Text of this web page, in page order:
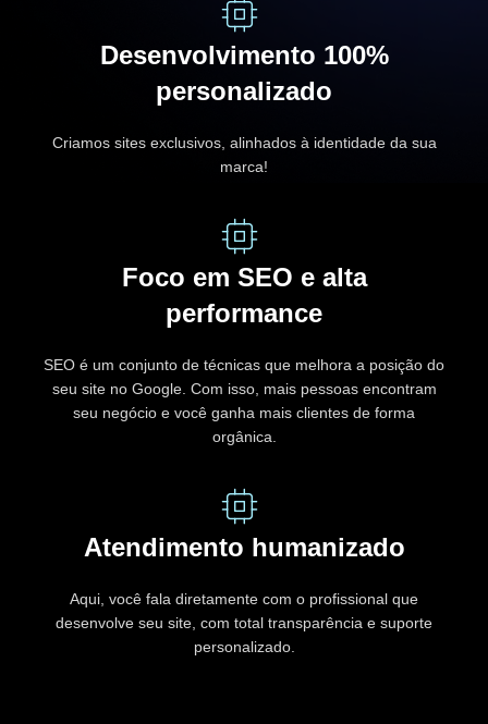
Desenvolvimento 100%
personalizado
Criamos sites exclusivos, alinhados à identidade da sua
marca!
Foco em SEO e alta
performance
SEO é um conjunto de técnicas que melhora a posição do
seu site no Google. Com isso, mais pessoas encontram
seu negócio e você ganha mais clientes de forma
orgânica.
Atendimento humanizado
Aqui, você fala diretamente com o profissional que
desenvolve seu site, com total transparência e suporte
personalizado.